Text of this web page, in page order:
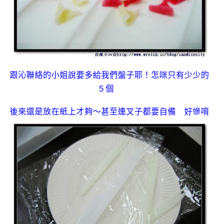
跟沁聯絡的小姐說要多給我們盤子耶！怎咪只有少少的
５個
後來還是放在紙上才夠～甚至連叉子都要自備 好慘唷